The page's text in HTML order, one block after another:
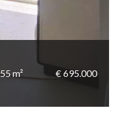
55 m² € 695.000